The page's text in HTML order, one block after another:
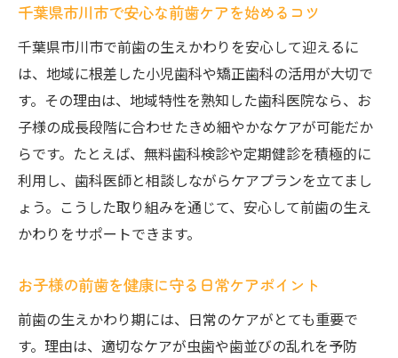
前歯ケアに強い市川市の歯科医院の特徴
お子様が通いやすい歯科医院選びのポイン
ト
市川市小児歯科を活用した前歯の守り方
口コミで評判の前歯生えかわり対応歯医者
とは
矯正歯科と小児歯科の違いと前歯ケアの連
携
前歯が生えてこない原因と受診すべき目安
市川市で前歯の遅れに悩む時の相談先紹介
前歯生えかわり時のよくあるトラブル対策
千葉県市川市で安心な前歯ケアを始めるコツ
千葉県市川市で前歯の生えかわりを安心して迎えるに
は、地域に根差した小児歯科や矯正歯科の活用が大切で
す。その理由は、地域特性を熟知した歯科医院なら、お
子様の成長段階に合わせたきめ細やかなケアが可能だか
らです。たとえば、無料歯科検診や定期健診を積極的に
利用し、歯科医師と相談しながらケアプランを立てまし
ょう。こうした取り組みを通じて、安心して前歯の生え
かわりをサポートできます。
お子様の前歯を健康に守る日常ケアポイント
前歯の生えかわり期には、日常のケアがとても重要で
す。理由は、適切なケアが虫歯や歯並びの乱れを予防